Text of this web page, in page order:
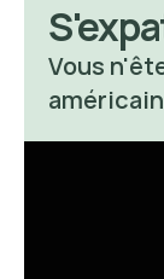
Vous